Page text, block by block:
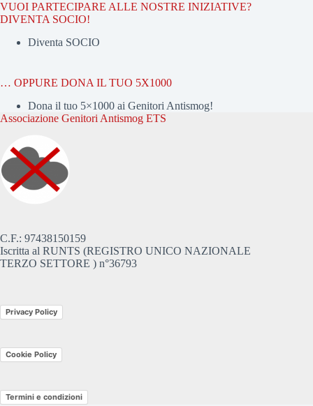
VUOI PARTECIPARE ALLE NOSTRE INIZIATIVE?
DIVENTA SOCIO!
Diventa SOCIO
… OPPURE DONA IL TUO 5X1000
Dona il tuo 5×1000 ai Genitori Antismog!
Associazione Genitori Antismog ETS
C.F.: 97438150159
Iscritta al RUNTS (REGISTRO UNICO NAZIONALE
TERZO SETTORE ) n°36793
Privacy Policy
Cookie Policy
Termini e condizioni